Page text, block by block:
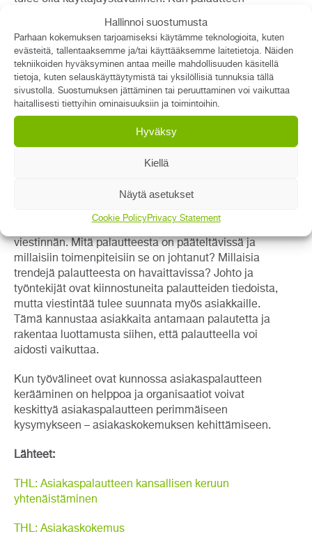
Hallinnoi suostumusta
Parhaan kokemuksen tarjoamiseksi käytämme teknologioita, kuten
evästeitä, tallentaaksemme ja/tai käyttääksemme laitetietoja. Näiden
tekniikoiden hyväksyminen antaa meille mahdollisuuden käsitellä
tietoja, kuten selauskäyttäytymistä tai yksilöllisiä tunnuksia tällä
sivustolla. Suostumuksen jättäminen tai peruuttaminen voi vaikuttaa
haitallisesti tiettyihin ominaisuuksiin ja toimintoihin.
Hyväksy
Kiellä
Näytä asetukset
Cookie PolicyPrivacy Statement
muodostuu aidosti organisaation laatu- ja
turvallisuustyötä tukeva kokonaisuus. Selkeän
raportoinnin avulla palautteessa kerätty tieto tukee
tiedolla johtamista ja kerryttää ajan myötä
organisaation kehittämistoimintaa hyödyttävää dataa.
Palaute on kuin kynttilä, jota ei tule pitää vakan alla.
lisäksi olennaista on yhdistää se organisaation
positiivista ja yhtenäistä asiakaskokemusta. Viestintä
kattaa palauteprosessin aikaisen viestinnän
viestinnän. Mitä palautteesta on pääteltävissä ja
millaisiin toimenpiteisiin se on johtanut? Millaisia
trendejä palautteesta on havaittavissa? Johto ja
työntekijät ovat kiinnostuneita palautteiden tiedoista,
mutta viestintää tulee suunnata myös asiakkaille.
Tämä kannustaa asiakkaita antamaan palautetta ja
rakentaa luottamusta siihen, että palautteella voi
aidosti vaikuttaa.
Kun työvälineet ovat kunnossa asiakaspalautteen
kerääminen on helppoa ja organisaatiot voivat
keskittyä asiakaspalautteen perimmäiseen
kysymykseen – asiakaskokemuksen kehittämiseen.
Lähteet:
THL: Asiakaspalautteen kansallisen keruun
yhtenäistäminen
THL: Asiakaskokemus